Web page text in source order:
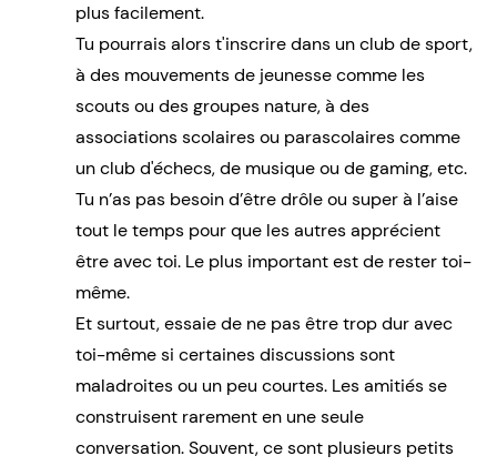
plus facilement.
Tu pourrais alors t'inscrire dans un club de sport,
à des mouvements de jeunesse comme les
scouts ou des groupes nature, à des
associations scolaires ou parascolaires comme
un club d'échecs, de musique ou de gaming, etc.
Tu n’as pas besoin d’être drôle ou super à l’aise
tout le temps pour que les autres apprécient
être avec toi. Le plus important est de rester toi-
même.
Et surtout, essaie de ne pas être trop dur avec
toi-même si certaines discussions sont
maladroites ou un peu courtes. Les amitiés se
construisent rarement en une seule
conversation. Souvent, ce sont plusieurs petits